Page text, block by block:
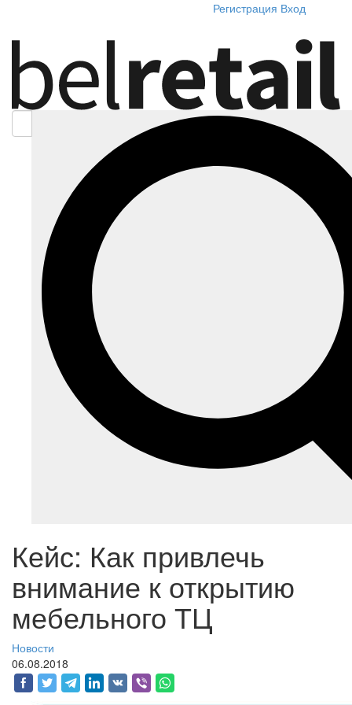
Регистрация Вход
Кейс: Как привлечь
внимание к открытию
мебельного ТЦ
Новости
06.08.2018